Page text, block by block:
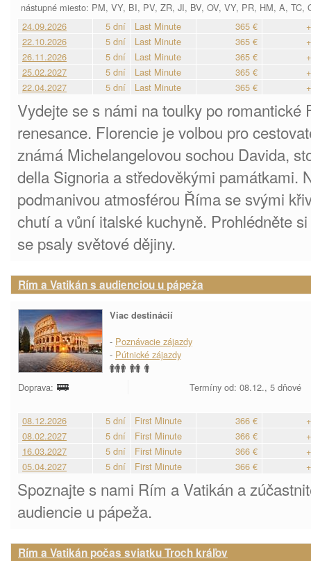
nástupné miesto: PM, VY, BI, PV, ZR, JI, BV, OV, VY, PR, HM, A, TC,
24.09.2026
5 dní Last Minute 365 €
22.10.2026
5 dní Last Minute 365 €
26.11.2026
5 dní Last Minute 365 €
25.02.2027
5 dní Last Minute 365 €
22.04.2027
5 dní Last Minute 365 €
Vydejte se s námi na toulky po romantické
renesance. Florencie je volbou pro
známá Michelangelovou sochou Davida,
della Signoria a středověkými památkami.
podmanivou atmosférou Říma se svými
chutí a vůní italské kuchyně. Prohlédněte
se psaly světové dějiny.
Rím a Vatikán s audienciou u pápeža
Viac destinácií
- Poznávacie zájazdy
- Pútnické zájazdy
Doprava: Termíny od: 08.12., 5 dňové
08.12.2026 5 dní First Minute 366 €
08.02.2027
5 dní First Minute 366 €
16.03.2027
5 dní First Minute 366 €
05.04.2027
5 dní First Minute 366 €
Spoznajte s nami Rím a Vatikán a
audiencie u pápeža.
Rím a Vatikán počas sviatku Troch kráľov